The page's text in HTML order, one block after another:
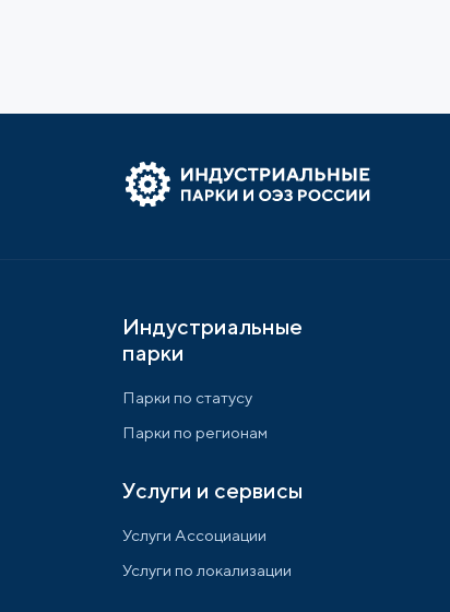
Индустриальные
парки
Парки по статусу
Парки по регионам
Услуги и сервисы
Услуги Ассоциации
Услуги по локализации